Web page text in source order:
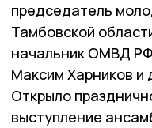
председатель
Тамбовской
начальник ОМВД
Максим Харников и
Открыло
выступление